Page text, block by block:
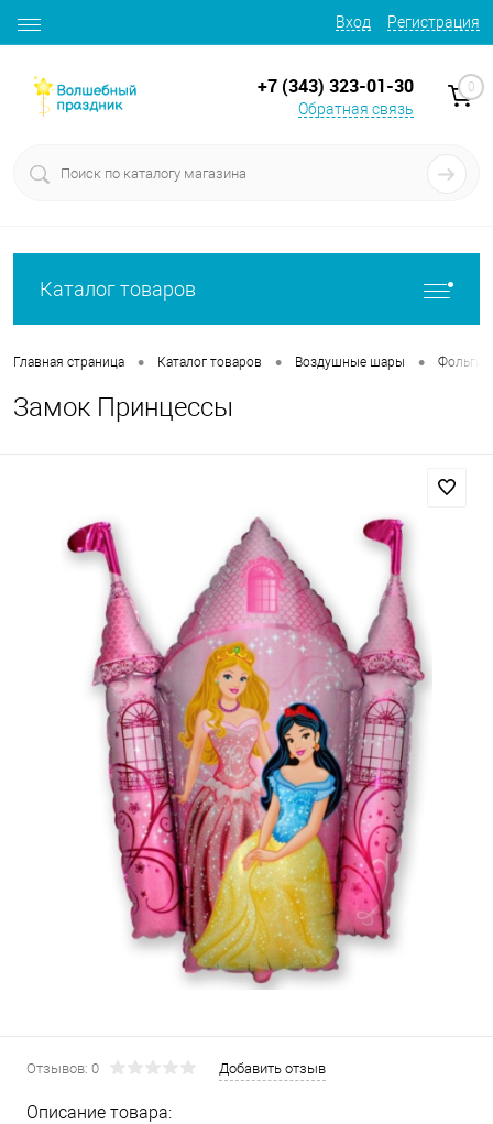
Вход Регистрация
+7 (343) 323-01-30
Обратная связь
0
Каталог товаров
Главная страница • Каталог товаров • Воздушные шары •
Замок Принцессы
Отзывов: 0 Добавить отзыв
Описание товара: